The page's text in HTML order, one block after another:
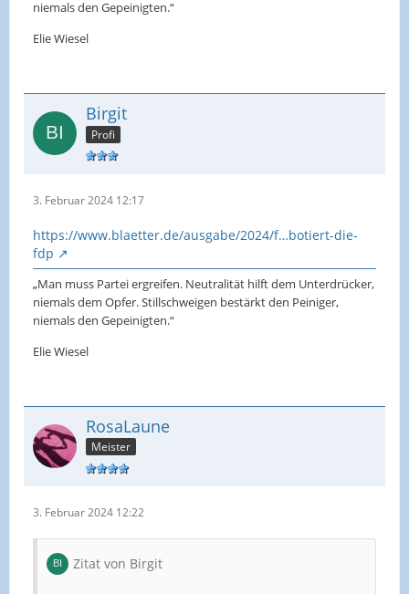
niemals den Gepeinigten.“
Elie Wiesel
Birgit
Profi
3. Februar 2024 12:17
https://www.blaetter.de/ausgabe/2024/f…botiert-die-
fdp
„Man muss Partei ergreifen. Neutralität hilft dem Unterdrücker,
niemals dem Opfer. Stillschweigen bestärkt den Peiniger,
niemals den Gepeinigten.“
Elie Wiesel
RosaLaune
Meister
3. Februar 2024 12:22
Zitat von Birgit